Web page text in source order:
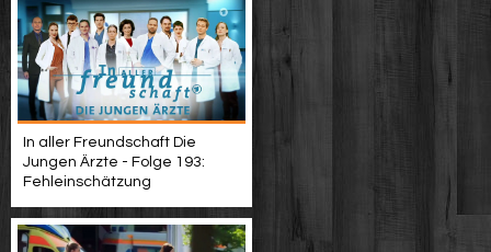
In aller Freundschaft Die
Jungen Ärzte - Folge 193:
Fehleinschätzung